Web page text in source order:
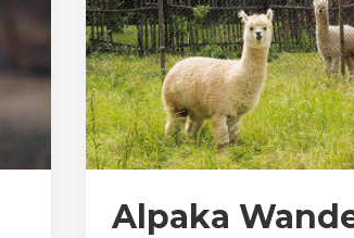
Alpaka